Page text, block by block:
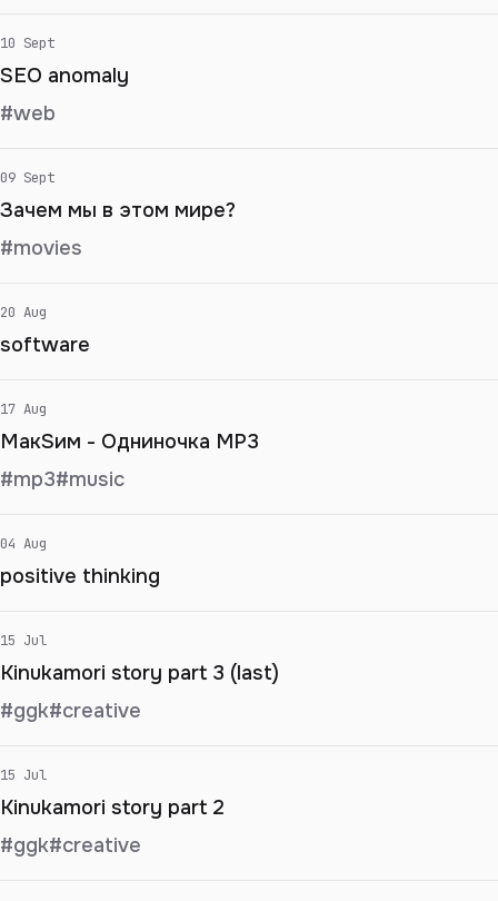
10 Sept
SEO anomaly
#web
09 Sept
Зачем мы в этом мире?
#movies
20 Aug
software
17 Aug
МакSим - Одниночка MP3
#mp3#music
04 Aug
positive thinking
15 Jul
Kinukamori story part 3 (last)
#ggk#creative
15 Jul
Kinukamori story part 2
#ggk#creative